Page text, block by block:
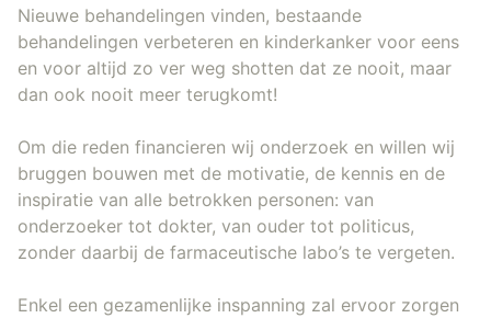
Nieuwe behandelingen vinden, bestaande
behandelingen verbeteren en kinderkanker voor eens
en voor altijd zo ver weg shotten dat ze nooit, maar
dan ook nooit meer terugkomt!
Om die reden financieren wij onderzoek en willen wij
bruggen bouwen met de motivatie, de kennis en de
inspiratie van alle betrokken personen: van
onderzoeker tot dokter, van ouder tot politicus,
zonder daarbij de farmaceutische labo’s te vergeten.
Enkel een gezamenlijke inspanning zal ervoor zorgen